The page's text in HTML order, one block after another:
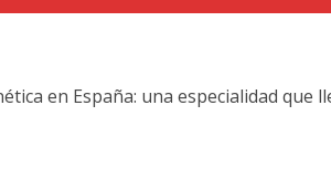
en España: una especialidad que